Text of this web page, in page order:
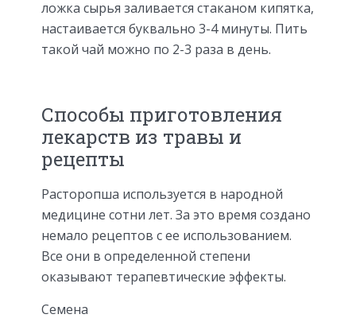
ложка сырья заливается стаканом кипятка,
настаивается буквально 3-4 минуты. Пить
такой чай можно по 2-3 раза в день.
Способы приготовления
лекарств из травы и
рецепты
Расторопша используется в народной
медицине сотни лет. За это время создано
немало рецептов с ее использованием.
Все они в определенной степени
оказывают терапевтические эффекты.
Семена